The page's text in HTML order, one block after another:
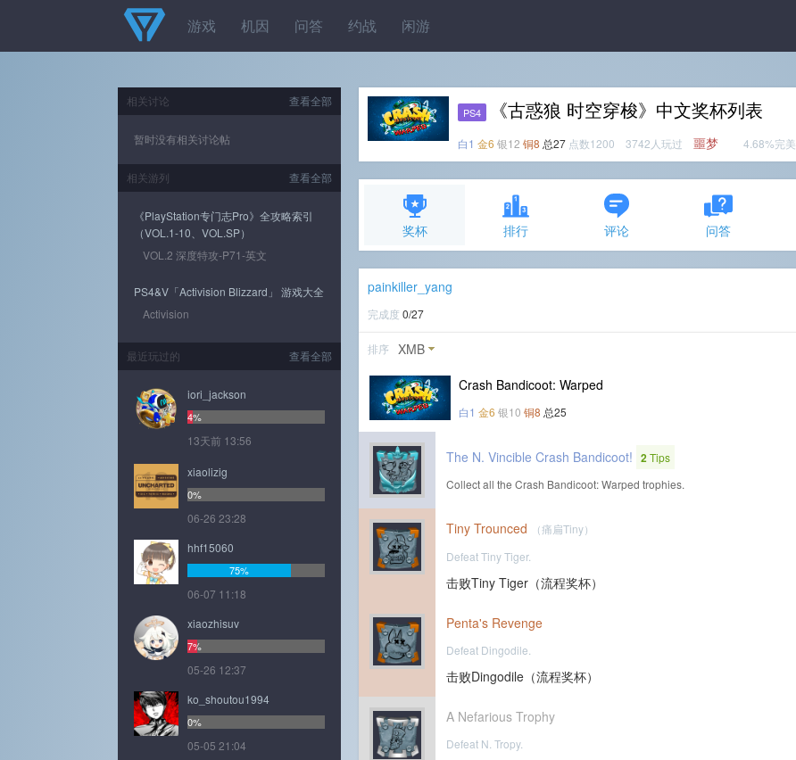
游戏 机因 问答 约战 闲游
PS4 《古惑狼 时空穿梭》中文奖杯列表
白1 金6 银12 铜8 总27 点数1200 3742人玩过 噩梦 4.68%完美
奖杯 排行 评论 问答
painkiller_yang
完成度 0/27
排序 XMB
Crash Bandicoot: Warped
白1 金6 银10 铜8 总25
The N. Vincible Crash Bandicoot! 2Tips
Collect all the Crash Bandicoot: Warped trophies.
Tiny Trounced
（痛扁Tiny）
Defeat Tiny Tiger.
击败Tiny Tiger（流程奖杯）
Penta's Revenge
Defeat Dingodile.
击败Dingodile（流程奖杯）
A Nefarious Trophy
Defeat N. Tropy.
查看全部
相关讨论
暂时没有相关讨论帖
查看全部
相关游列
《PlayStation专门志Pro》全攻略索引
（VOL.1-10、VOL.SP）
VOL.2 深度特攻-P71-英文
PS4&V「Activision Blizzard」 游戏大全
Activision
查看全部
最近玩过的
iori_jackson
4%
13天前 13:56
xiaolizig
0%
06-26 23:28
hhf15060
75%
06-07 11:18
xiaozhisuv
7%
05-26 12:37
ko_shoutou1994
0%
05-05 21:04